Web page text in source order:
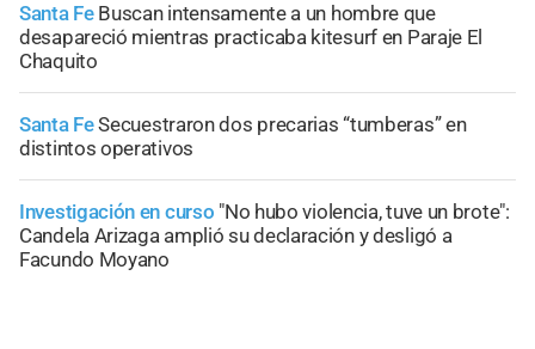
Santa Fe Buscan intensamente a un hombre que
desapareció mientras practicaba kitesurf en Paraje El
Chaquito
Santa FeSecuestraron dos precarias “tumberas” en
distintos operativos
Investigación en curso "No hubo violencia, tuve un brote":
Candela Arizaga amplió su declaración y desligó a
Facundo Moyano